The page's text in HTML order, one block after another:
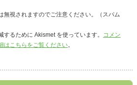
無視されますのでご注意ください。（スパム
するために Akismet を使っています。 コメン
はこちらをご覧ください。